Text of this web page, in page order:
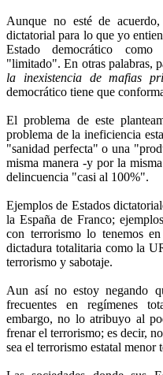
Aunque no esté de
dictatorial para lo que yo
Estado democrático
"limitado". En otras palabras,
la inexistencia de mafias
democrático tiene que
El problema de este
problema de la ineficiencia
"sanidad perfecta" o una
misma manera -y por la
delincuencia "casi al 100%".
Ejemplos de Estados
la España de Franco;
con terrorismo lo tenemos
dictadura totalitaria como la
terrorismo y sabotaje.
Aun así no estoy negando
frecuentes en regímenes
embargo, no lo atribuyo al
frenar el terrorismo; es decir,
sea el terrorismo estatal menor